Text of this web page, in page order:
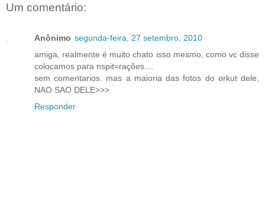
Um comentário:
Anônimo segunda-feira, 27 setembro, 2010
amiga, realmente é muito chato isso mesmo, como vc disse
colocamos para nspit=rações....
sem comentarios. mas a maioria das fotos do orkut dele,
NAO SAO DELE>>>
Responder